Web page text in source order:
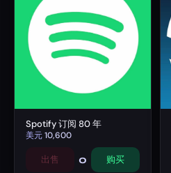
Spotify 订阅 80 年
美元10,600
出售 0 购买